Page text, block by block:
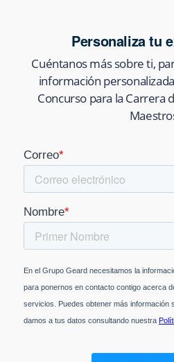
Personaliza tu
Cuéntanos más sobre ti,
información
Concurso para la Carrera